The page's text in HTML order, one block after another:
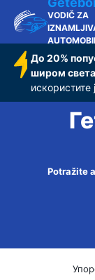
VODIČ ZA
До 20%
широм света
искористите
Potražite